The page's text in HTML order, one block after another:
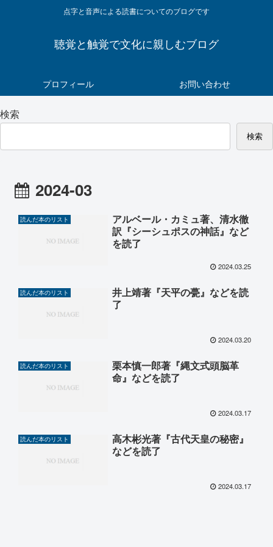
点字と音声による読書についてのブログです
聴覚と触覚で文化に親しむブログ
プロフィール お問い合わせ
検索
検索
2024-03
読んだ本のリスト
アルベール・カミュ著、清水徹
訳『シーシュポスの神話』など
を読了
2024.03.25
読んだ本のリスト
井上靖著『天平の甍』などを読
了
2024.03.20
読んだ本のリスト
栗本慎一郎著『縄文式頭脳革
命』などを読了
2024.03.17
読んだ本のリスト
高木彬光著『古代天皇の秘密』
などを読了
2024.03.17